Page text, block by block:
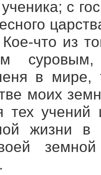
с
что из
в
моих
тех
жизни в
земной